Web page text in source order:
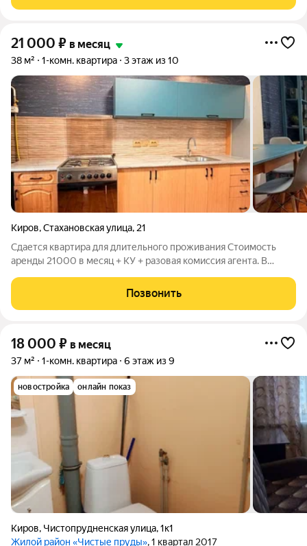
21 000 ₽ в месяц
38 м² 1-комн. квартира 3 этаж из 10
Киров,Стахановская улица, 21
Сдается квартира для длительного проживания Стоимость
аренды 21000 в месяц + КУ + разовая комиссия агента. В
Позвонить
18 000 ₽ в месяц
37 м² 1-комн. квартира 6 этаж из 9
новостройка онлайн показ
Киров, Чистопрудненская улица,1к1
Жилой район «Чистые пруды», 1 квартал 2017